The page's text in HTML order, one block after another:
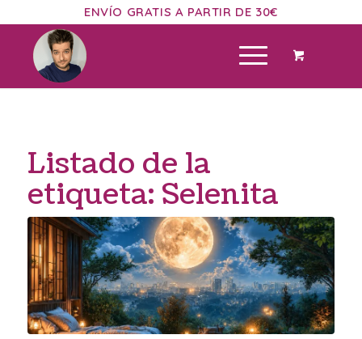
ENVÍO GRATIS A PARTIR DE 30€
Listado de la
etiqueta: Selenita